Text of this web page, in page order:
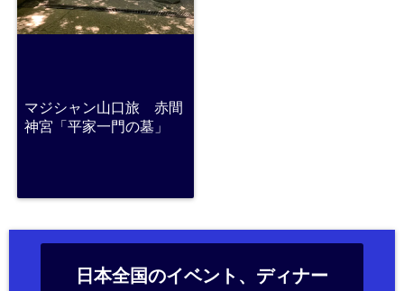
マジシャン山口旅 赤間
神宮「平家一門の墓」
日本全国のイベント、ディナー